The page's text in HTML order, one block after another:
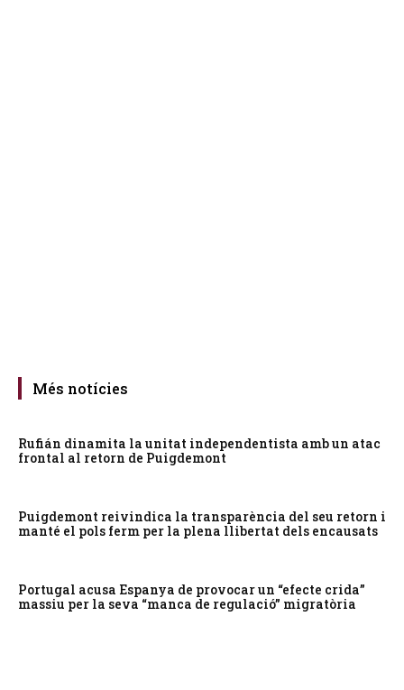
Més notícies
Rufián dinamita la unitat independentista amb un atac
frontal al retorn de Puigdemont
Puigdemont reivindica la transparència del seu retorn i
manté el pols ferm per la plena llibertat dels encausats
Portugal acusa Espanya de provocar un “efecte crida”
massiu per la seva “manca de regulació” migratòria